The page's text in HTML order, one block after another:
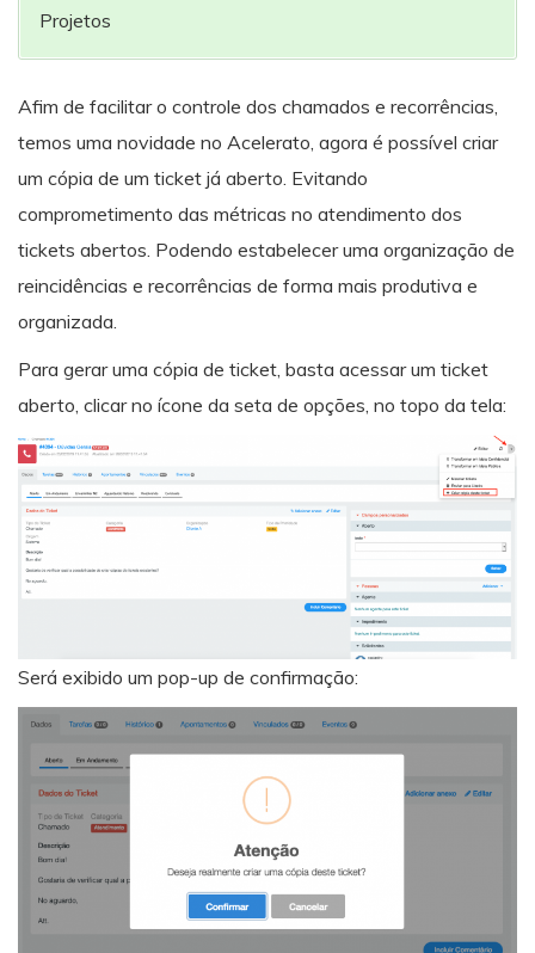
Projetos
Afim de facilitar o controle dos chamados e recorrências,
temos uma novidade no Acelerato, agora é possível criar
um cópia de um ticket já aberto. Evitando
comprometimento das métricas no atendimento dos
tickets abertos. Podendo estabelecer uma organização de
reincidências e recorrências de forma mais produtiva e
organizada.
Para gerar uma cópia de ticket, basta acessar um ticket
aberto, clicar no ícone da seta de opções, no topo da tela:
Será exibido um pop-up de confirmação: